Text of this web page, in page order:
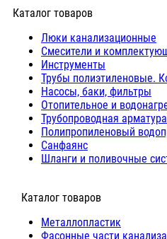
Каталог товаров
Люки канализационные
Cмесители и
Инструменты
Трубы полиэтиленовые.
Насосы, баки, фильтры
Отопительное и
Трубопроводная
Полипропиленовый
Санфаянс
Шланги и поливочные
⠀Каталог товаров
Металлопластик
Фасонные части